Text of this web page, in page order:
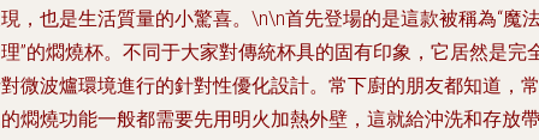
，也是生活質量的小驚喜。\n\n首先登場的是這款被稱為“魔
”的燜燒杯。不同于大家對傳統杯具的固有印象，它居然是完
微波爐環境進行的針對性優化設計。常下廚的朋友都知道，常
燜燒功能一般都需要先用明火加熱外壁，這就給沖洗和存放帶